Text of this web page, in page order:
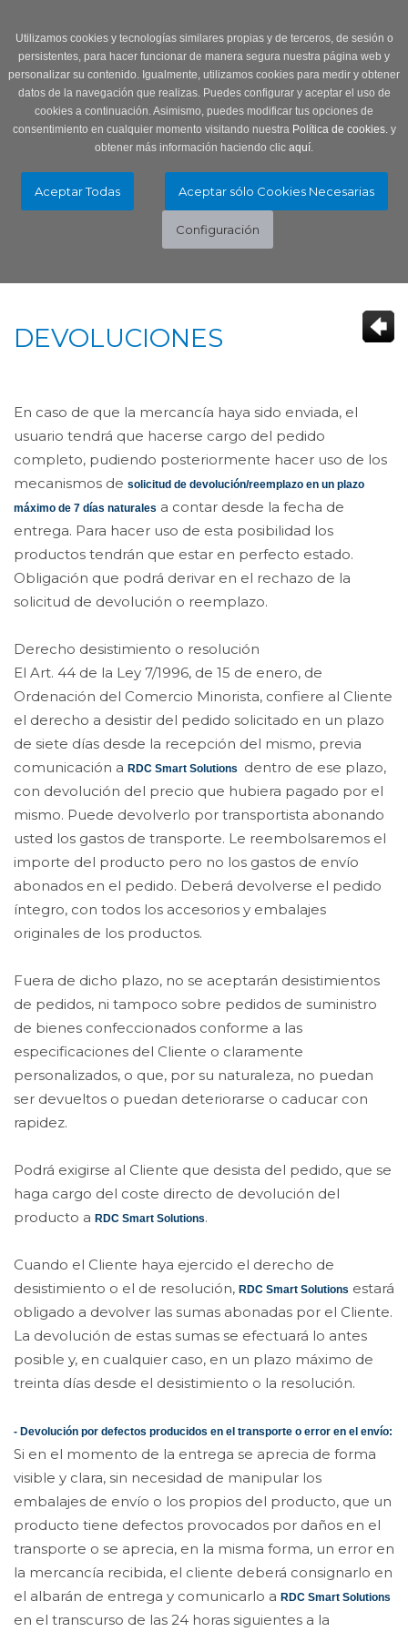
Utilizamos cookies y tecnologías similares propias y de terceros, de sesión o
persistentes, para hacer funcionar de manera segura nuestra página web y
personalizar su contenido. Igualmente, utilizamos cookies para medir y obtener
datos de la navegación que realizas. Puedes configurar y aceptar el uso de
cookies a continuación. Asimismo, puedes modificar tus opciones de
consentimiento en cualquier momento visitando nuestra Política de cookies.y
obtener más información haciendo clic aquí.
DEVOLUCIONES
En caso de que la mercancía haya sido enviada, el
usuario tendrá que hacerse cargo del pedido
completo, pudiendo posteriormente hacer uso de los
mecanismos de solicitud de devolución/reemplazo en un plazo
máximo de 7 días naturales a contar desde la fecha de
entrega. Para hacer uso de esta posibilidad los
productos tendrán que estar en perfecto estado.
Obligación que podrá derivar en el rechazo de la
solicitud de devolución o reemplazo.
Derecho desistimiento o resolución
El Art. 44 de la Ley 7/1996, de 15 de enero, de
Ordenación del Comercio Minorista, confiere al Cliente
el derecho a desistir del pedido solicitado en un plazo
de siete días desde la recepción del mismo, previa
comunicación a RDC Smart Solutions
dentro de ese plazo,
con devolución del precio que hubiera pagado por el
mismo. Puede devolverlo por transportista abonando
usted los gastos de transporte. Le reembolsaremos el
importe del producto pero no los gastos de envío
abonados en el pedido. Deberá devolverse el pedido
íntegro, con todos los accesorios y embalajes
originales de los productos.
Fuera de dicho plazo, no se aceptarán desistimientos
de pedidos, ni tampoco sobre pedidos de suministro
de bienes confeccionados conforme a las
especificaciones del Cliente o claramente
personalizados, o que, por su naturaleza, no puedan
ser devueltos o puedan deteriorarse o caducar con
rapidez.
Podrá exigirse al Cliente que desista del pedido, que se
haga cargo del coste directo de devolución del
producto a RDC Smart Solutions.
Cuando el Cliente haya ejercido el derecho de
desistimiento o el de resolución, RDC Smart Solutions estará
obligado a devolver las sumas abonadas por el Cliente.
La devolución de estas sumas se efectuará lo antes
posible y, en cualquier caso, en un plazo máximo de
treinta días desde el desistimiento o la resolución.
- Devolución por defectos producidos en el transporte o error en el envío:
Si en el momento de la entrega se aprecia de forma
visible y clara, sin necesidad de manipular los
embalajes de envío o los propios del producto, que un
producto tiene defectos provocados por daños en el
transporte o se aprecia, en la misma forma, un error en
la mercancía recibida, el cliente deberá consignarlo en
el albarán de entrega y comunicarlo a RDC Smart Solutions
en el transcurso de las 24 horas siguientes a la